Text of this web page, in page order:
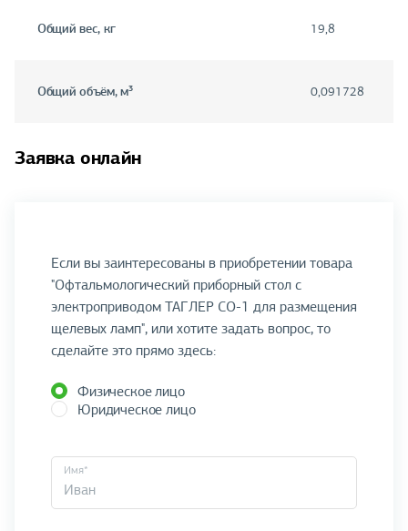
Общий вес, кг 19,8
Общий объём, м³ 0,091728
Заявка онлайн
Если вы заинтересованы в приобретении товара
"Офтальмологический приборный стол с
электроприводом ТАГЛЕР СО-1 для размещения
щелевых ламп", или хотите задать вопрос, то
сделайте это прямо здесь:
Физическое лицо
Юридическое лицо
Имя*